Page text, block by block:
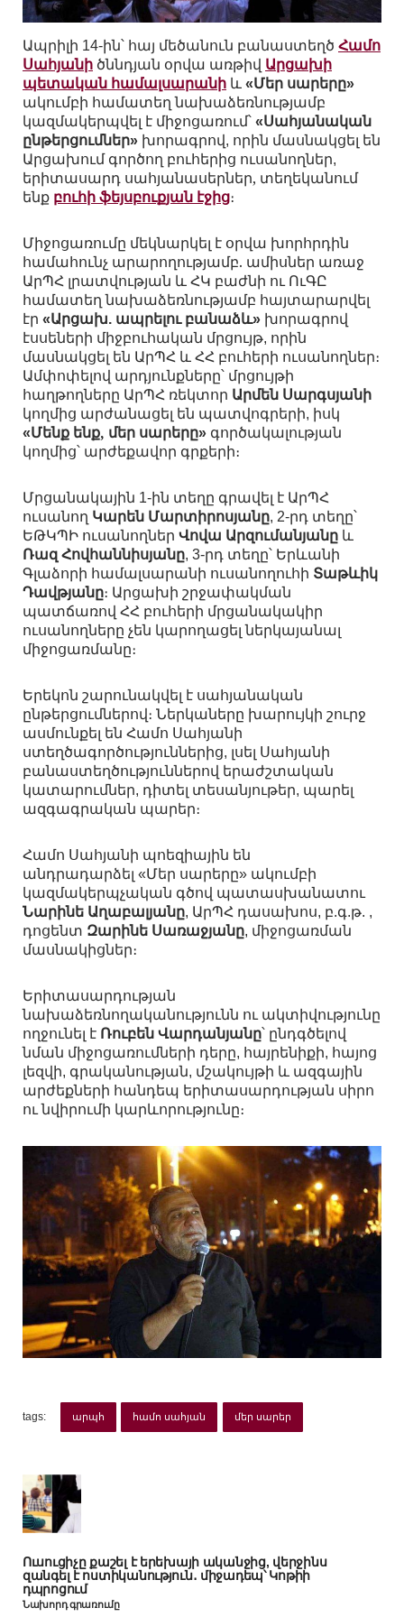
Ապրիլի 14-ին՝ հայ մեծանուն բանաստեղծ Համո
Սահյանի ծննդյան օրվա առթիվ Արցախի
պետական համալսարանի և «Մեր սարերը»
ակումբի համատեղ նախաձեռնությամբ
կազմակերպվել է միջոցառում՝ «Սահյանական
ընթերցումներ» խորագրով, որին մասնակցել են
Արցախում գործող բուհերից ուսանողներ,
երիտասարդ սահյանասերներ, տեղեկանում
ենք բուհի ֆեյսբուքյան էջից։
Միջոցառումը մեկնարկել է օրվա խորհրդին
համահունչ արարողությամբ. ամիսներ առաջ
ԱրՊՀ լրատվության ևՀԿ բաժնի ու ՈւԳԸ
համատեղ նախաձեռնությամբ հայտարարվել
էր «Արցախ. ապրելու բանաձև» խորագրով
էսսեների միջբուհական մրցույթ, որին
մասնակցել են ԱրՊՀ ևՀՀ բուհերի ուսանողներ։
Ամփոփելով արդյունքները՝ մրցույթի
հաղթողները ԱրՊՀ ռեկտոր Արմեն Սարգսյանի
կողմից արժանացել են պատվոգրերի, իսկ
«Մենք ենք, մեր սարերը» գործակալության
կողմից՝ արժեքավոր գրքերի։
Մրցանակային 1-ին տեղը գրավել է ԱրՊՀ
ուսանող Կարեն Մարտիրոսյանը, 2-րդ տեղը՝
ԵԹԿՊԻ ուսանողներ Վովա Արզումանյանը և
ՌազՀովհաննիսյանը, 3-րդ տեղը՝ Երևանի
Գլաձորի համալսարանի ուսանողուհի Տաթևիկ
Դավթյանը։ Արցախի շրջափակման
պատճառով ՀՀ բուհերի մրցանակակիր
ուսանողները չեն կարողացել ներկայանալ
միջոցառմանը։
Երեկոն շարունակվել է սահյանական
ընթերցումներով։ Ներկաները խարույկի շուրջ
ասմունքել են Համո Սահյանի
ստեղծագործություններից, լսել Սահյանի
բանաստեղծություններով երաժշտական
կատարումներ, դիտել տեսանյութեր, պարել
ազգագրական պարեր։
Համո Սահյանի պոեզիային են
անդրադարձել «Մեր սարերը» ակումբի
կազմակերպչական գծով պատասխանատու
Նարինե Աղաբալյանը, ԱրՊՀ դասախոս, բ.գ.թ. ,
դոցենտ Զարինե Սառաջյանը, միջոցառման
մասնակիցներ։
Երիտասարդության
նախաձեռնողականությունն ու ակտիվությունը
ողջունել է ՌուբենՎարդանյանը՝ ընդգծելով
նման միջոցառումների դերը, հայրենիքի, հայոց
լեզվի, գրականության, մշակույթի և ազգային
արժեքների հանդեպ երիտասարդության սիրո
ունվիրումի կարևորությունը։
tags: արպհ համո սահյան մեր սարեր
Ուսուցիչը քաշել է երեխայի ականջից, վերջինս
զանգել է ոստիկանություն․ միջադեպ՝ Կոթիի
դպրոցում
Նախորդ գրառումը